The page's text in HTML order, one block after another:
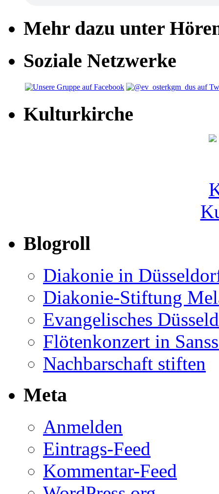
Mehr dazu unter
Soziale Netzwerke
Kulturkirche
Blogroll
Diakonie in
Diakonie-Stiftung
Evangelisches
Flötenkonzert in
Nachbarschaft stiften
Meta
Anmelden
Eintrags-Feed
Kommentar-Feed